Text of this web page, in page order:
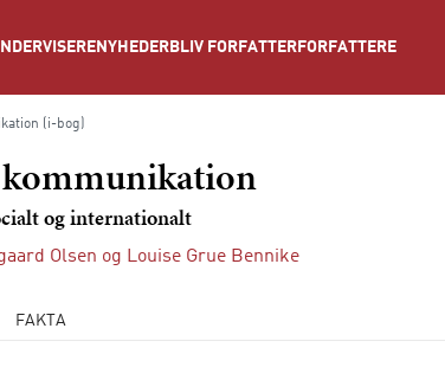
NYHEDER BLIV FORFATTER FORFATTERE
(i-bog)
kommunikation
og internationalt
Olsen og Louise Grue Bennike
FAKTA